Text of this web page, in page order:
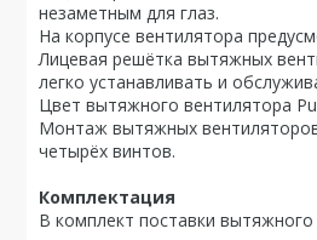
незаметным для глаз.
На корпусе вентилятора
Лицевая решётка вытяжных
легко устанавливать и
Цвет вытяжного вентилятора
Монтаж вытяжных
четырёх винтов.
Комплектация
В комплект поставки